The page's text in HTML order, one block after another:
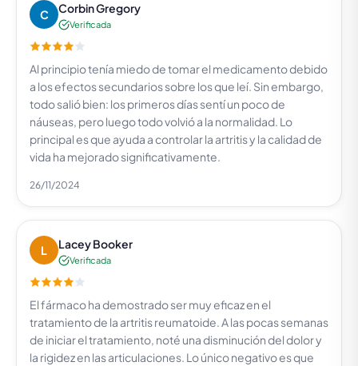
C Corbin Gregory
Verificada
Al principio tenía miedo de tomar el medicamento debido
a los efectos secundarios sobre los que leí. Sin embargo,
todo salió bien: los primeros días sentí un poco de
náuseas, pero luego todo volvió a la normalidad. Lo
principal es que ayuda a controlar la artritis y la calidad de
vida ha mejorado significativamente.
26/11/2024
L Lacey Booker
Verificada
El fármaco ha demostrado ser muy eficaz en el
tratamiento de la artritis reumatoide. A las pocas semanas
de iniciar el tratamiento, noté una disminución del dolor y
la rigidez en las articulaciones. Lo único negativo es que